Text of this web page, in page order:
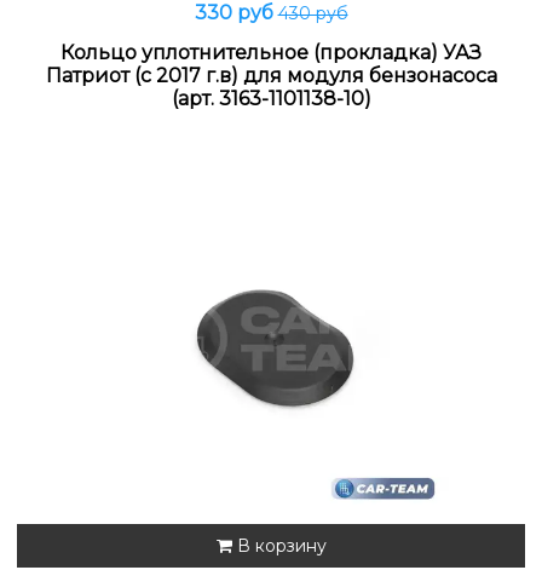
330 руб430 руб
Кольцо уплотнительное (прокладка) УАЗ
Патриот (с 2017 г.в) для модуля бензонасоса
(арт. 3163-1101138-10)
В корзину